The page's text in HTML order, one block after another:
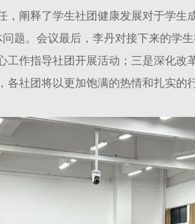
阐释了学生社团健康发展对于学
问题。会议最后，李丹对接下来的
作指导社团开展活动；三是深化改
社团将以更加饱满的热情和扎实的